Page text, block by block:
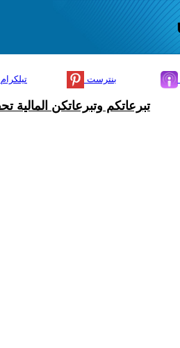
تيلكرام بنترست
تبرعاتكم وتبرعاتكن